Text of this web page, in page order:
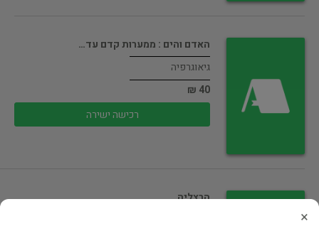
האדם והים : ממערות קדם עד…
גיאוגרפיה
40 ₪
רכישה ישירה
הרצליה
×